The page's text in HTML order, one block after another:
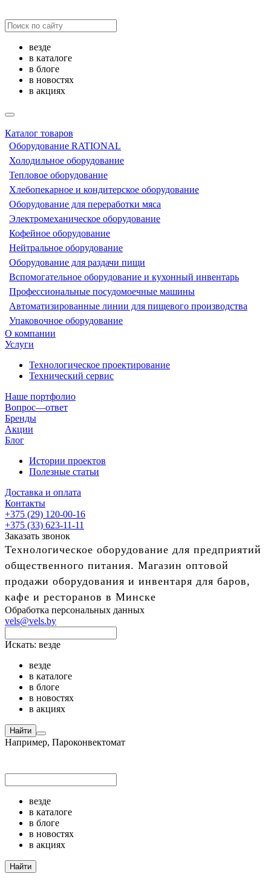
везде
в каталоге
в блоге
в новостях
в акциях
Каталог товаров
Оборудование RATIONAL
Холодильное оборудование
Тепловое оборудование
Хлебопекарное и кондитерское оборудование
Оборудование для переработки мяса
Электромеханическое оборудование
Кофейное оборудование
Нейтральное оборудование
Оборудование для раздачи пищи
Вспомогательное оборудование и кухонный инвентарь
Профессиональные посудомоечные машины
Автоматизированные линии для пищевого производства
Упаковочное оборудование
О компании
Услуги
Технологическое проектирование
Технический сервис
Наше портфолио
Вопрос—ответ
Бренды
Акции
Блог
Истории проектов
Полезные статьи
Доставка и оплата
Контакты
+375 (29) 120-00-16
+375 (33) 623-11-11
Заказать звонок
Технологическое оборудование для предприятий
общественного питания. Магазин оптовой
продажи оборудования и инвентаря для баров,
кафе и ресторанов в Минске
Обработка персональных данных
vels@vels.by
Искать: везде
везде
в каталоге
в блоге
в новостях
в акциях
Найти
Например, Пароконвектомат
везде
в каталоге
в блоге
в новостях
в акциях
Найти